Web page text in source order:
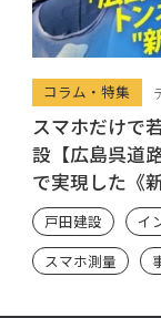
コラム・特集
スマホだけで
設【広島呉道
で実現した《
Scan ユーザ
戸田建設 イ
スマホ測量